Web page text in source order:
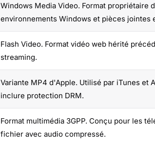
Windows Media Video. Format propriétaire
environnements Windows et pièces jointes
Flash Video. Format vidéo web hérité
streaming.
Variante MP4 d'Apple. Utilisé par iTunes et
inclure protection DRM.
Format multimédia 3GPP. Conçu pour les
fichier avec audio compressé.